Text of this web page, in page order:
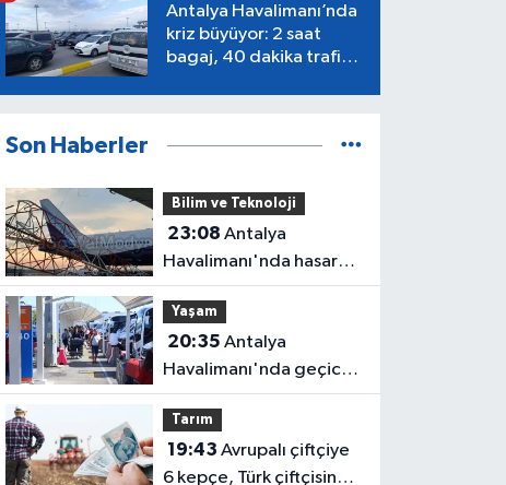
Antalya Havalimanı’nda
kriz büyüyor: 2 saat
bagaj, 40 dakika trafik,
Son Haberler
Bilim ve Teknoloji
23:08
Havalimanı'nda hasar
gören radar direği
yeniden hizmette
Yaşam
20:35
Havalimanı'nda geçici
trafik düzenlemesi
uygulanacak! Yolculara
uyarı
Tarım
19:43
6 kepçe, Türk çiftçisine 1